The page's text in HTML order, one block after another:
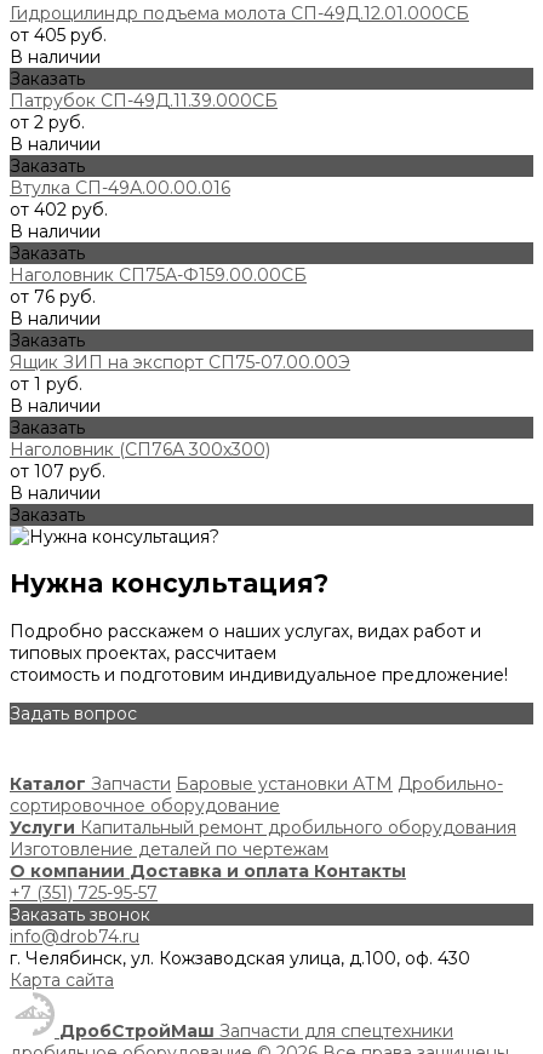
Гидроцилиндр подъема молота СП-49Д.12.01.000СБ
от 405 руб.
В наличии
Заказать
Патрубок СП-49Д.11.39.000СБ
от 2 руб.
В наличии
Заказать
Втулка СП-49А.00.00.016
от 402 руб.
В наличии
Заказать
Наголовник СП75А-Ф159.00.00СБ
от 76 руб.
В наличии
Заказать
Ящик ЗИП на экспорт СП75-07.00.00Э
от 1 руб.
В наличии
Заказать
Наголовник (СП76А 300х300)
от 107 руб.
В наличии
Заказать
Нужна консультация?
Подробно расскажем о наших услугах, видах работ и
типовых проектах, рассчитаем
стоимость и подготовим индивидуальное предложение!
Задать вопрос
Каталог Запчасти Баровые установки АТМ Дробильно-
сортировочное оборудование
Услуги Капитальный ремонт дробильного оборудования
Изготовление деталей по чертежам
О компании Доставка и оплата Контакты
+7 (351) 725-95-57
Заказать звонок
info@drob74.ru
г. Челябинск, ул. Кожзаводская улица, д.100, оф. 430
Карта сайта
ДробСтройМаш Запчасти для спецтехники